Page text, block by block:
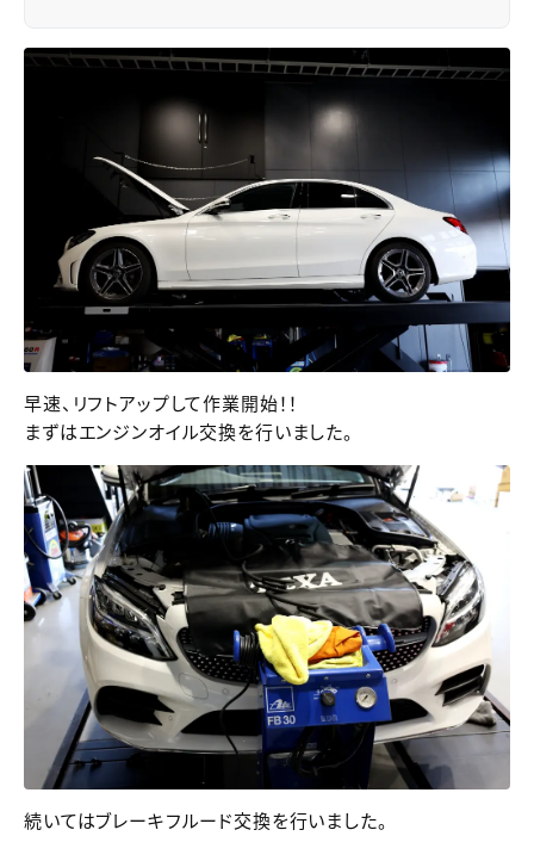
早速、リフトアップして作業開始！！
まずはエンジンオイル交換を行いました。
続いてはブレーキフルード交換を行いました。